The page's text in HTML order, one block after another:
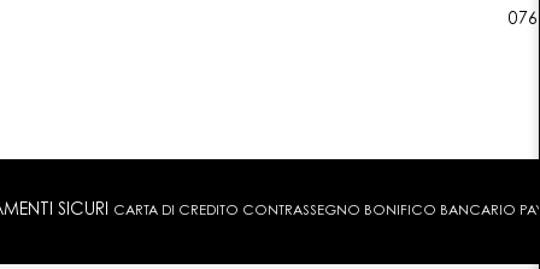
SICURI CARTA DI CREDITO CONTRASSEGNO BONIFICO BANCARIO